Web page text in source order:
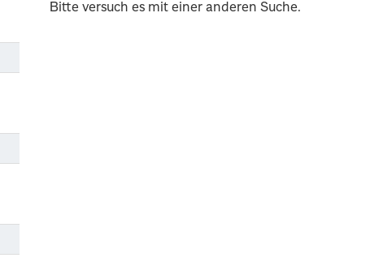
Bitte versuch es mit einer anderen Suche.